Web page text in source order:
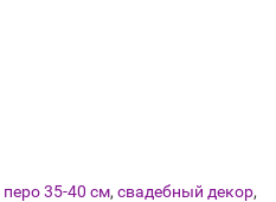
перо 35-40 см, свадебный декор,